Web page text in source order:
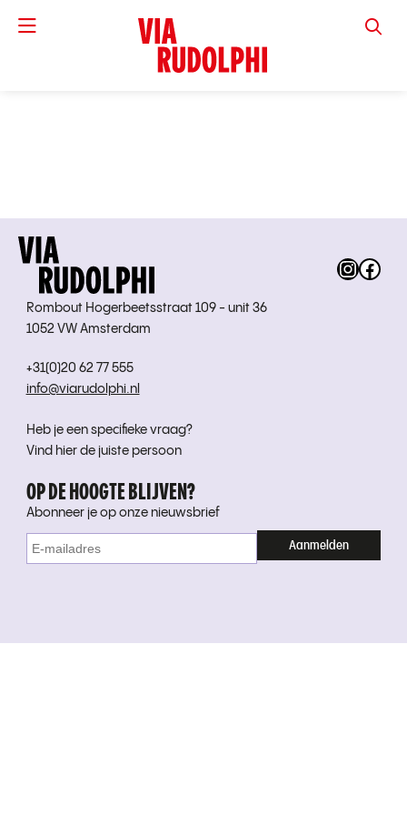
VIA
Rombout Hogerbeetsstraat 109 - unit 36
1052 VW Amsterdam
+31(0)20 62 77 555
info@viarudolphi.nl
Heb je een specifieke vraag?
Vind hier de juiste persoon
OP DE HOOGTE BLIJVEN?
Abonneer je op onze nieuwsbrief